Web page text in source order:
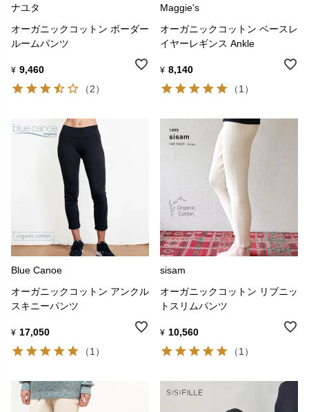
ナユタ
オーガニックコットン ボーダー
ルームパンツ
¥ 9,460
（2）
Maggie's
オーガニックコットン ベースレ
イヤーレギンス Ankle
¥ 8,140
（1）
Blue Canoe
オーガニックコットン アンクル
スキニーパンツ
¥ 17,050
（1）
sisam
オーガニックコットン リブニッ
トスリムパンツ
¥ 10,560
（1）